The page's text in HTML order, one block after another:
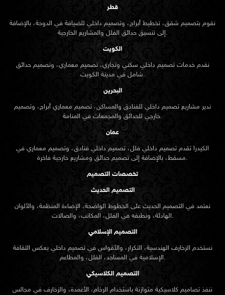
قطر
نقوم بتصميم شقق، تخطيط أبراج، وتصميم داخلي للضيافة في الدوحة، بالإضافة
إلى تنسيق حدائق الفلل والمشاريع الخارجية.
الكويت
نقدم خدمات تصميم داخلي سكني وتجاري، تصميم معماري، وتصميم حدائق
شامل في مدينة الكويت.
البحرين
ندير مشاريع تصميم داخلي للفنادق والمساكن، تصميم معماري أبراج، وتصميم
خارجي للحدائق والمجمعات في المنامة.
عمان
الكيدرا تقدم تصميم داخلي فلل، تصميم داخلي فنادق، وتصميم معماري في
مسقط، بالإضافة إلى تصميم حدائق ومشاريع خارجية فاخرة.
تخصصات التصميم
التصميم الحديث
نعتمد في التصميم الحديث على الخطوط الواضحة، الإضاءة المنظمة، والألوان
الهادئة، ونطبقه في الفلل، المكاتب، والصالات.
التصميم الإسلامي
نستخدم الزخارف الهندسية، التكرار، والأقواس في تصميم داخلي يعكس الثقافة
الإسلامية في المساجد، الفلل، والمطاعم.
التصميم الكلاسيكي
ننفذ تصاميم كلاسيكية متوازنة باستخدام الرخام، الأعمدة، والزخارف في مجالس